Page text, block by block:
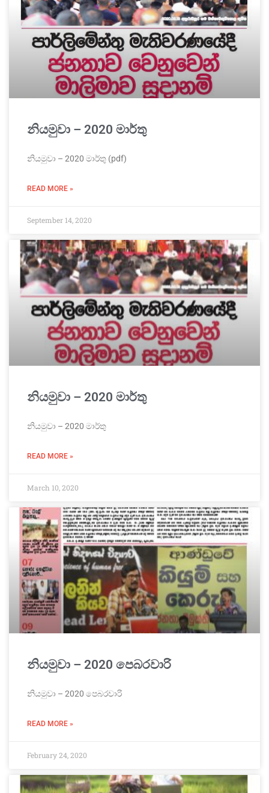
නියමුවා – 2020 මාර්තු
නියමුවා – 2020 මාර්තු (pdf)
READ MORE »
September 14, 2020
නියමුවා – 2020 මාර්තු
නියමුවා – 2020 මාර්තු
READ MORE »
March 10, 2020
නියමුවා – 2020 පෙබරවාරි
නියමුවා – 2020 පෙබරවාරි
READ MORE »
February 24, 2020